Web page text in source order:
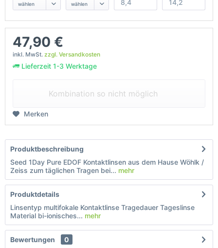
47,90 €
inkl. MwSt. zzgl. Versandkosten
Lieferzeit 1-3 Werktage
Kombination so nicht möglich
Merken
Produktbeschreibung
Seed 1Day Pure EDOF Kontaktlinsen aus dem Hause Wöhlk /
Zeiss zum täglichen Tragen bei... mehr
Produktdetails
Linsentyp multifokale Kontaktlinse Tragedauer Tageslinse
Material bi-ionisches... mehr
Bewertungen
0